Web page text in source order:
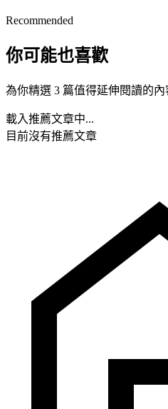
Recommended
你可能也喜歡
為你精選 3 篇值得延伸閱讀的內
載入推薦文章中...
目前沒有推薦文章